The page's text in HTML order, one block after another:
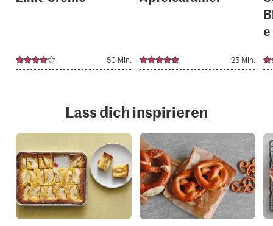
50 Min. 25 Min.
e
Lass dich inspirieren